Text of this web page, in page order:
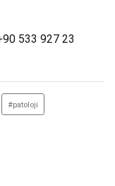
533 927 23
#patoloji